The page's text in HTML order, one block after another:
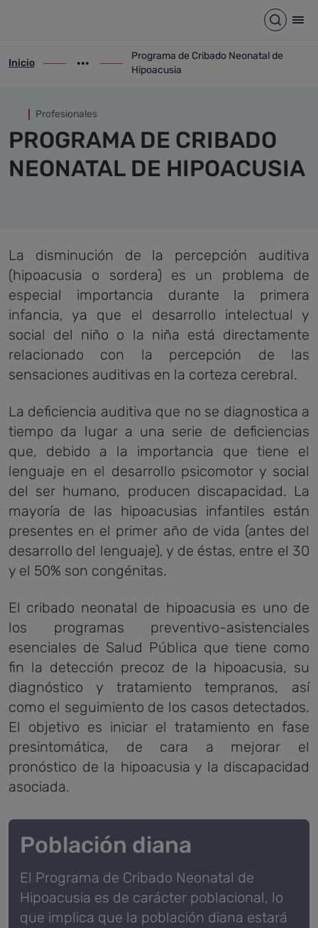
Programa de Cribado Abrir
ir-a inicio
Inicio
Mostrar opciones del camino de migas
ir-a Programa de Cribado Neonatal de
Programa de Cribado Neonatal de
Hipoacusia
Profesionales
PROGRAMA DE CRIBADO
NEONATAL DE HIPOACUSIA
La disminución de la percepción auditiva
(hipoacusia o sordera) es un problema de
especial importancia durante la primera
infancia, ya que el desarrollo intelectual y
social del niño o la niña está directamente
relacionado con la percepción de las
sensaciones auditivas en la corteza cerebral.
La deficiencia auditiva que no se diagnostica a
tiempo da lugar a una serie de deficiencias
que, debido a la importancia que tiene el
lenguaje en el desarrollo psicomotor y social
del ser humano, producen discapacidad. La
mayoría de las hipoacusias infantiles están
presentes en el primer año de vida (antes del
desarrollo del lenguaje), y de éstas, entre el 30
y el 50% son congénitas.
El cribado neonatal de hipoacusia es uno de
los programas preventivo-asistenciales
esenciales de Salud Pública que tiene como
fin la detección precoz de la hipoacusia, su
diagnóstico y tratamiento tempranos, así
como el seguimiento de los casos detectados.
El objetivo es iniciar el tratamiento en fase
presintomática, de cara a mejorar el
pronóstico de la hipoacusia y la discapacidad
asociada.
Población diana
El Programa de Cribado Neonatal de
Hipoacusia es de carácter poblacional, lo
que implica que la población diana estará